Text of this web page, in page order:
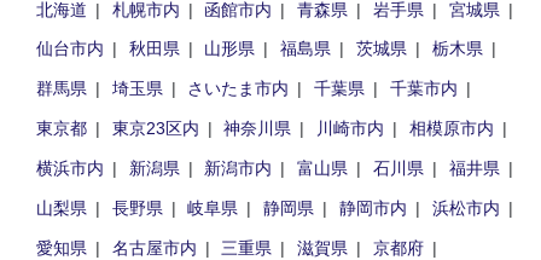
北海道 札幌市内 函館市内 青森県 岩手県
宮城県
仙台市内
秋田県 山形県 福島県 茨城県
栃木県
群馬県
埼玉県 さいたま市内 千葉県
千葉市内
東京都
東京23区内 神奈川県 川崎市内
相模原市内
横浜市内
新潟県 新潟市内 富山県 石川県
福井県
山梨県
長野県 岐阜県 静岡県 静岡市内
浜松市内
愛知県
名古屋市内 三重県 滋賀県
京都府